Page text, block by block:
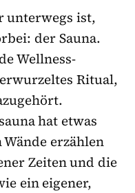
unterwegs ist,
der Sauna.
Wellness-
Ritual,
hat etwas
erzählen
Zeiten und die
ein eigener,